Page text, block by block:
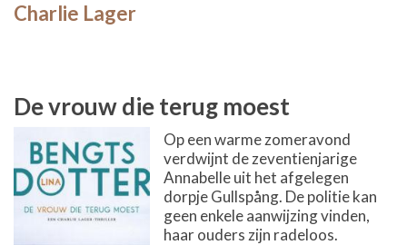
Charlie Lager
De vrouw die terug moest
Op een warme zomeravond
verdwijnt de zeventienjarige
Annabelle uit het afgelegen
dorpje Gullspång. De politie kan
geen enkele aanwijzing vinden,
haar ouders zijn radeloos.